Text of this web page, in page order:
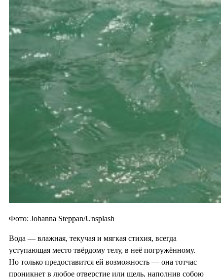
Фото: Johanna Steppan/Unsplash
Вода — влажная, текучая и мягкая стихия, всегда
уступающая место твёрдому телу, в неё погружённому.
Но только предоставится ей возможность — она тотчас
проникнет в любое отверстие или щель, наполнив собою